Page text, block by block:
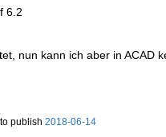
6.2
nun kann ich aber in ACAD
publish 2018-06-14